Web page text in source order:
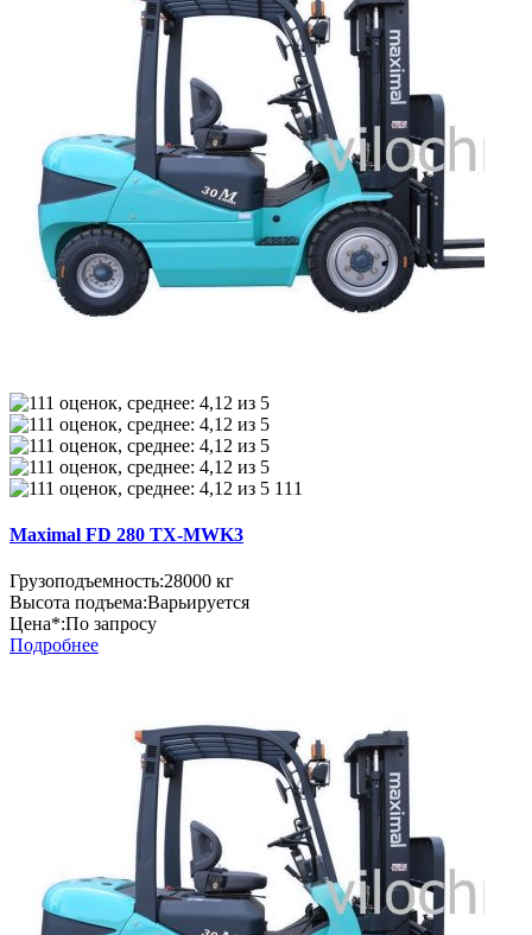
111
Maximal FD 280 TX-MWK3
Грузоподъемность:28000 кг
Высота подъема:Варьируется
Цена*:По запросу
Подробнее